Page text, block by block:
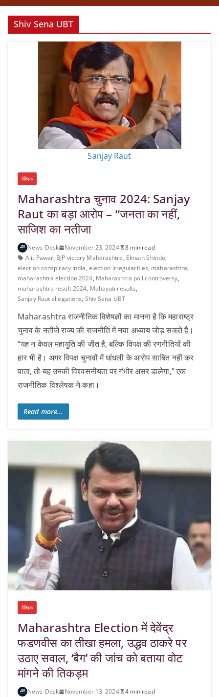
Shiv Sena UBT
Sanjay Raut
वैश्विक
Maharashtra चुनाव 2024: Sanjay
Raut का बड़ा आरोप – “जनता का नहीं,
साजिश का नतीजा
News-Desk November 23, 2024
8 min read
Ajit Pawar, BJP victory Maharashtra, Eknath Shinde,
election conspiracy India, election irregularities, maharashtra,
maharashtra election 2024, Maharashtra poll controversy,
maharashtra result 2024, Mahayuti results,
Sanjay Raut allegations, Shiv Sena UBT
Maharashtra राजनीतिक विशेषज्ञों का मानना है कि महाराष्ट्र
चुनाव के नतीजे राज्य की राजनीति में नया अध्याय जोड़ सकते हैं।
“यह न केवल महायुति की जीत है, बल्कि विपक्ष की रणनीतियों की
हार भी है। अगर विपक्ष चुनावों में धांधली के आरोप साबित नहीं कर
पाता, तो यह उनकी विश्वसनीयता पर गंभीर असर डालेगा,” एक
राजनीतिक विश्लेषक ने कहा।
Read more...
वैश्विक
Maharashtra Election में देवेंद्र
फडणवीस का तीखा हमला, उद्धव ठाकरे पर
उठाए सवाल, ‘बैग’ की जांच को बताया वोट
मांगने की तिकड़म
News-Desk November 13, 2024
4 min read